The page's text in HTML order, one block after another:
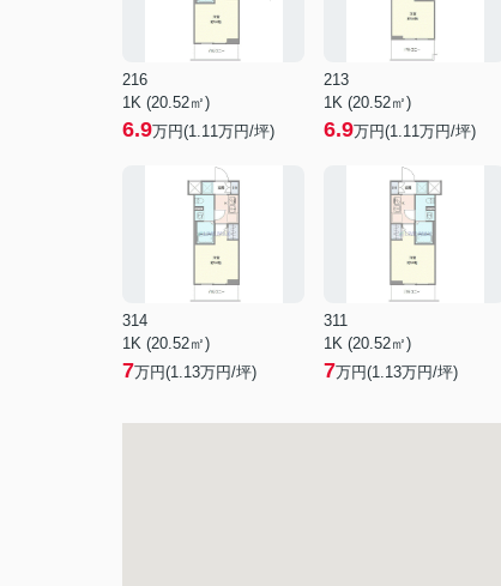
216
1K (20.52㎡)
6.9万円(1.11万円/坪)
213
1K (20.52㎡)
6.9万円(1.11万円/坪)
314
1K (20.52㎡)
7万円(1.13万円/坪)
311
1K (20.52㎡)
7万円(1.13万円/坪)